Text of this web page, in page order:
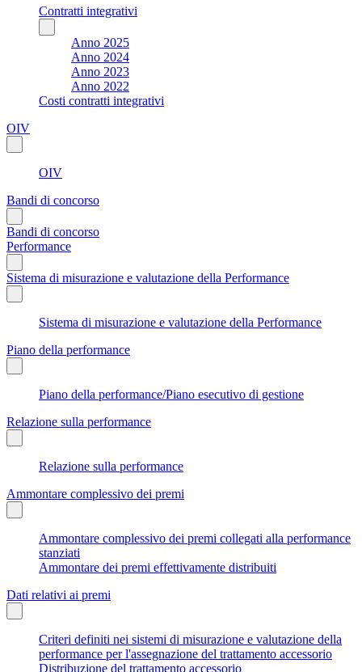
Contratti integrativi
Anno 2025
Anno 2024
Anno 2023
Anno 2022
Costi contratti integrativi
OIV
OIV
Bandi di concorso
Bandi di concorso
Performance
Sistema di misurazione e valutazione della Performance
Sistema di misurazione e valutazione della Performance
Piano della performance
Piano della performance/Piano esecutivo di gestione
Relazione sulla performance
Relazione sulla performance
Ammontare complessivo dei premi
Ammontare complessivo dei premi collegati alla performance
stanziati
Ammontare dei premi effettivamente distribuiti
Dati relativi ai premi
Criteri definiti nei sistemi di misurazione e valutazione della
performance per l'assegnazione del trattamento accessorio
Distribuzione del trattamento accessorio